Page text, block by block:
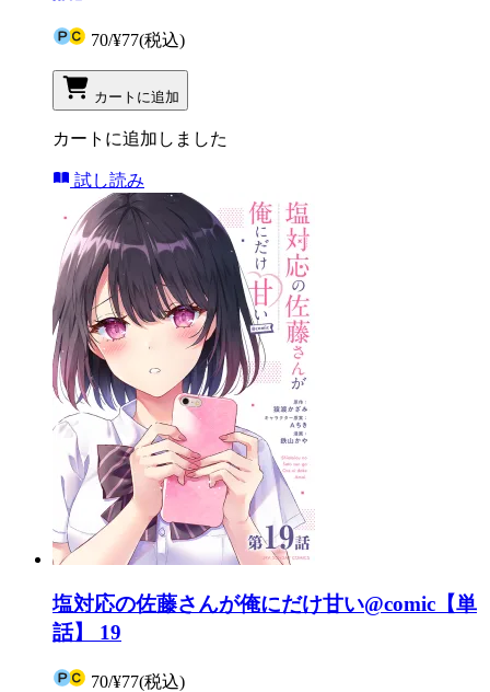
70/¥77(税込)
カートに追加
カートに追加しました
試し読み
塩対応の佐藤さんが俺にだけ甘い@comic【単
話】 19
70/¥77(税込)